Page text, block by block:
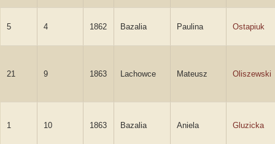
5 4 1862 Bazalia Paulina Ostapiuk
21 9 1863 Lachowce Mateusz Oliszewski
1 10 1863 Bazalia Aniela Gluzicka